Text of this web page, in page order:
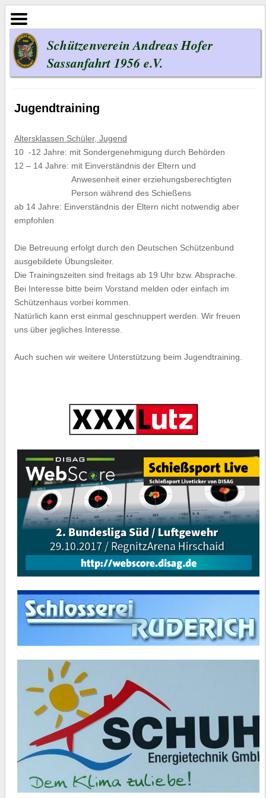
Schützenverein Andreas Hofer
Sassanfahrt 1956 e.V.
Jugendtraining
Altersklassen Schüler, Jugend
10 -12 Jahre: mit Sondergenehmigung durch Behörden
12 – 14 Jahre: mit Einverständnis der Eltern und
Anwesenheit einer erziehungsberechtigten
Person während des Schießens
ab 14 Jahre: Einverständnis der Eltern nicht notwendig aber
empfohlen
Die Betreuung erfolgt durch den Deutschen Schützenbund
ausgebildete Übungsleiter.
Die Trainingszeiten sind freitags ab 19 Uhr bzw. Absprache.
Bei Interesse bitte beim Vorstand melden oder einfach im
Schützenhaus vorbei kommen.
Natürlich kann erst einmal geschnuppert werden. Wir freuen
uns über jegliches Interesse.
Auch suchen wir weitere Unterstützung beim Jugendtraining.